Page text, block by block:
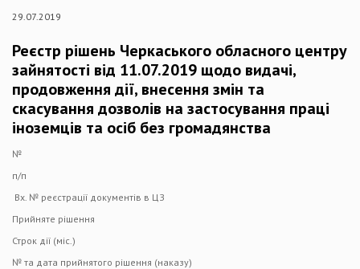
29.07.2019
Реєстр рішень Черкаського обласного центру
зайнятості від 11.07.2019 щодо видачі,
продовження дії, внесення змін та
скасування дозволів на застосування праці
іноземців та осіб без громадянства
№
п/п
Вх. № реєстрації документів в ЦЗ
Прийняте рішення
Строк дії (міс.)
№ та дата прийнятого рішення (наказу)